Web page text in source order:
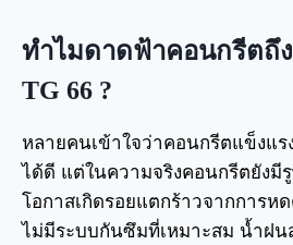
ทำไมดาดฟ้าคอนกรีตถึ
TG 66 ?
หลายคนเข้าใจว่าคอนกรีตแข็งแ
ได้ดี แต่ในความจริงคอนกรีตยังมี
โอกาสเกิดรอยแตกร้าวจากการ
ไม่มีระบบกันซึมที่เหมาะสม น้ำฝ